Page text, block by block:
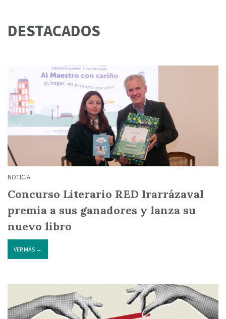
DESTACADOS
NOTICIA
Concurso Literario RED Irarrázaval
premia a sus ganadores y lanza su
nuevo libro
VER MÁS →